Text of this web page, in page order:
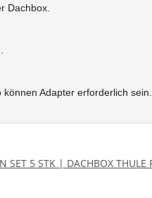
Dachbox.
Adapter erforderlich sein.